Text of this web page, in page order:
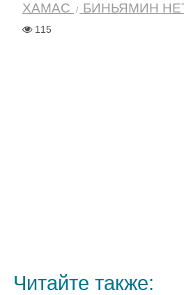
ХАМАС БИНЬЯМИН
115
Читайте также: